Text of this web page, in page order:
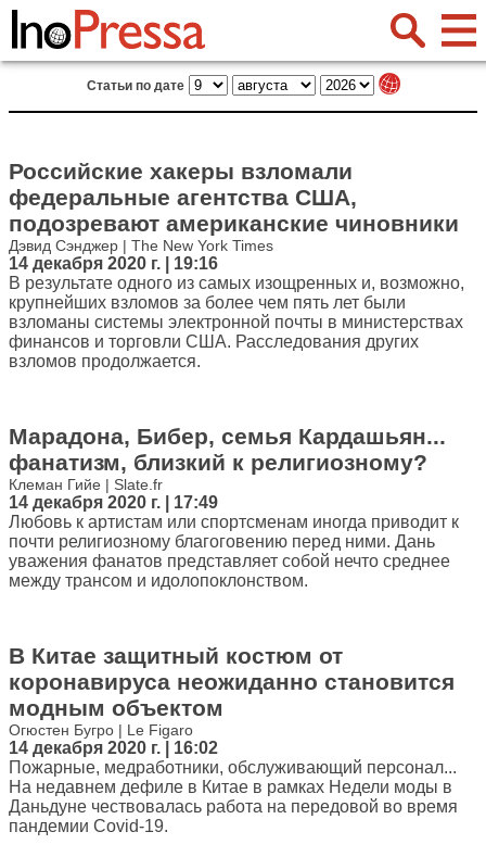
Статьи по дате
Российские хакеры взломали
федеральные агентства США,
подозревают американские чиновники
Дэвид Сэнджер | The New York Times
14 декабря 2020 г. | 19:16
В результате одного из самых изощренных и, возможно,
крупнейших взломов за более чем пять лет были
взломаны системы электронной почты в министерствах
финансов и торговли США. Расследования других
взломов продолжается.
Марадона, Бибер, семья Кардашьян...
фанатизм, близкий к религиозному?
Клеман Гийе | Slate.fr
14 декабря 2020 г. | 17:49
Любовь к артистам или спортсменам иногда приводит к
почти религиозному благоговению перед ними. Дань
уважения фанатов представляет собой нечто среднее
между трансом и идолопоклонством.
В Китае защитный костюм от
коронавируса неожиданно становится
модным объектом
Огюстен Бугро | Le Figaro
14 декабря 2020 г. | 16:02
Пожарные, медработники, обслуживающий персонал...
На недавнем дефиле в Китае в рамках Недели моды в
Даньдуне чествовалась работа на передовой во время
пандемии Covid-19.